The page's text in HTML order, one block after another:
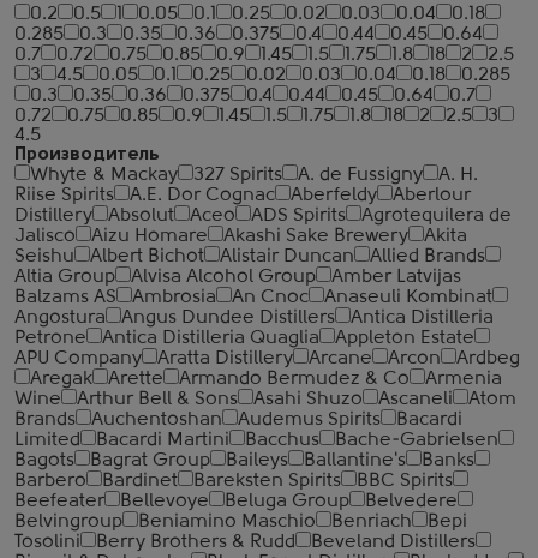
0.2
0.5 0.05 0.1 0.25 0.02 0.03 0.04
0.18
0.285
0.3 0.35 0.36 0.375 0.4 0.44 0.45
0.64
0.7
0.72 0.75 0.85 0.9 1.45 1.5 1.75 1.8 18 2
2.5
3
4.5 0.05 0.1 0.25 0.02 0.03 0.04 0.18
0.285
0.3
0.35 0.36 0.375 0.4 0.44 0.45 0.64
0.7
0.72
0.75 0.85 0.9 1.45 1.5 1.75 1.8 18 2 2.5
3
4.5
Производитель
Whyte & Mackay
327 Spirits A. de Fussigny
A. H.
Riise Spirits
A.E. Dor Cognac Aberfeldy
Aberlour
Distillery
Absolut Aceo ADS Spirits
Agrotequilera de
Jalisco
Aizu Homare Akashi Sake Brewery
Akita
Seishu
Albert Bichot Alistair Duncan
Allied Brands
Altia Group
Alvisa Alcohol Group
Amber Latvijas
Balzams AS
Ambrosia An Cnoc
Anaseuli Kombinat
Angostura
Angus Dundee Distillers
Antica Distilleria
Petrone
Antica Distilleria Quaglia
Appleton Estate
APU Company
Aratta Distillery Arcane Arcon
Ardbeg
Aregak
Arette Armando Bermudez & Co
Armenia
Wine
Arthur Bell & Sons Asahi Shuzo Ascaneli
Atom
Brands
Auchentoshan Audemus Spirits
Bacardi
Limited
Bacardi Martini Bacchus
Bache-Gabrielsen
Bagots
Bagrat Group Baileys Ballantine's
Banks
Barbero
Bardinet Bareksten Spirits
BBC Spirits
Beefeater
Bellevoye Beluga Group
Belvedere
Belvingroup
Beniamino Maschio Benriach
Bepi
Tosolini
Berry Brothers & Rudd
Beveland Distillers